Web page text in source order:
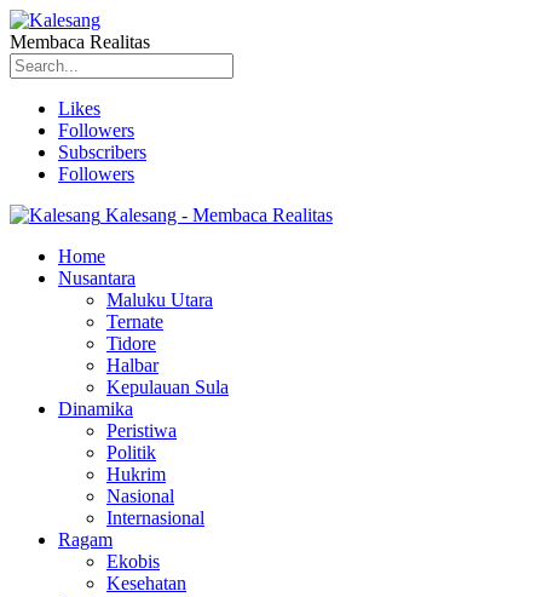
Membaca Realitas
Likes
Followers
Subscribers
Followers
Kalesang - Membaca Realitas
Home
Nusantara
Maluku Utara
Ternate
Tidore
Halbar
Kepulauan Sula
Dinamika
Peristiwa
Politik
Hukrim
Nasional
Internasional
Ragam
Ekobis
Kesehatan